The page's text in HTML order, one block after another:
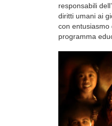
responsabili
diritti umani ai
con entusiasmo
programma